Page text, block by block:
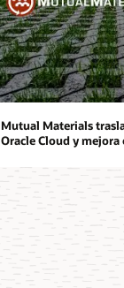
Mutual Materials
Oracle Cloud y